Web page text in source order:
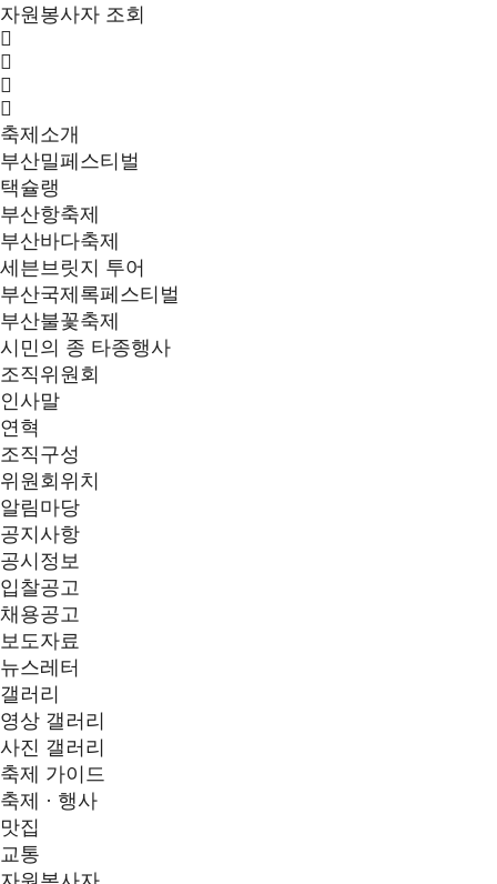
자원봉사자 조회
축제소개
부산밀페스티벌
택슐랭
부산항축제
부산바다축제
세븐브릿지 투어
부산국제록페스티벌
부산불꽃축제
시민의 종 타종행사
조직위원회
인사말
연혁
조직구성
위원회위치
알림마당
공지사항
공시정보
입찰공고
채용공고
보도자료
뉴스레터
갤러리
영상 갤러리
사진 갤러리
축제 가이드
축제 · 행사
맛집
교통